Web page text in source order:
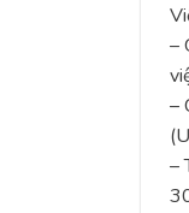
–
–
–